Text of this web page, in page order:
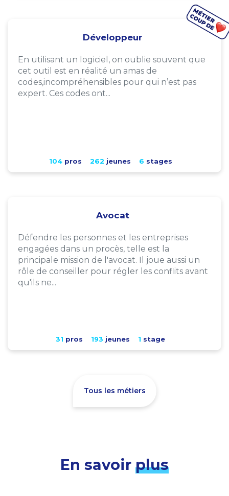
Développeur
En utilisant un logiciel, on oublie souvent que
cet outil est en réalité un amas de
codes,incompréhensibles pour qui n’est pas
expert. Ces codes ont...
104pros 262 jeunes 6 stages
Avocat
Défendre les personnes et les entreprises
engagées dans un procès, telle est la
principale mission de l'avocat. Il joue aussi un
rôle de conseiller pour régler les conflits avant
qu'ils ne...
31 pros 193 jeunes 1 stage
Tous les métiers
En savoir plus